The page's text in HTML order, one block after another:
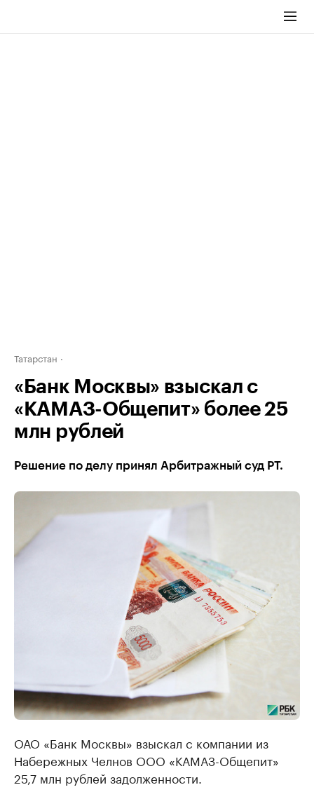
Татарстан
«Банк Москвы» взыскал с
«КАМАЗ-Общепит» более 25
млн рублей
Решение по делу принял Арбитражный суд РТ.
ОАО «Банк Москвы» взыскал с компании из
Набережных Челнов ООО «КАМАЗ-Общепит»
25,7 млн рублей задолженности.